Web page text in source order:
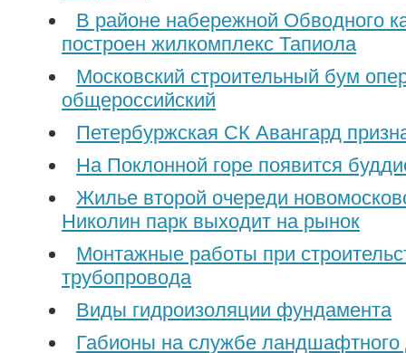
В районе набережной Обводного
построен жилкомплекс Тапиола
Московский строительный бум
общероссийский
Петербуржская СК Авангард
На Поклонной горе появится
Жилье второй очереди
Николин парк выходит на рынок
Монтажные работы при
трубопровода
Виды гидроизоляции фундамента
Габионы на службе ландшафтного